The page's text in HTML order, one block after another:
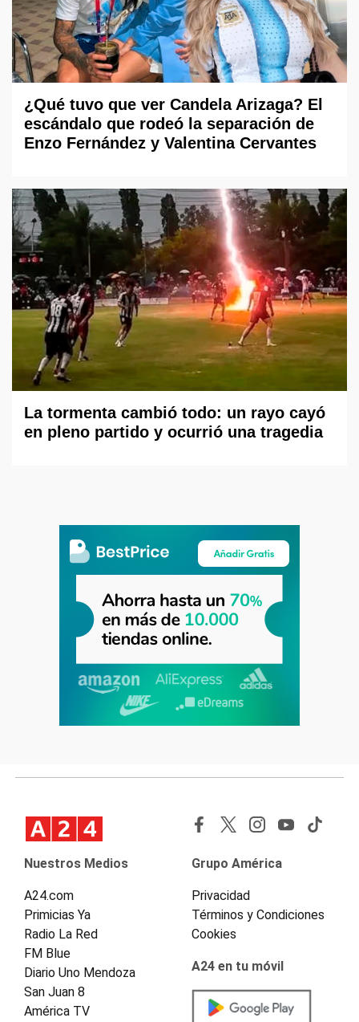
¿Qué tuvo que ver Candela Arizaga? El
escándalo que rodeó la separación de
Enzo Fernández y Valentina Cervantes
La tormenta cambió todo: un rayo cayó
en pleno partido y ocurrió una tragedia
Nuestros Medios
A24.com
Primicias Ya
Radio La Red
FM Blue
Diario Uno Mendoza
San Juan 8
América TV
Grupo América
Privacidad
Términos y Condiciones
Cookies
A24 en tu móvil